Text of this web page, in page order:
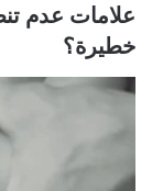
علامات عدم
خطيرة؟